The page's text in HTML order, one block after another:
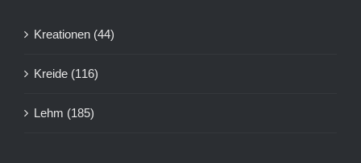
Kreationen (44)
Kreide (116)
Lehm (185)